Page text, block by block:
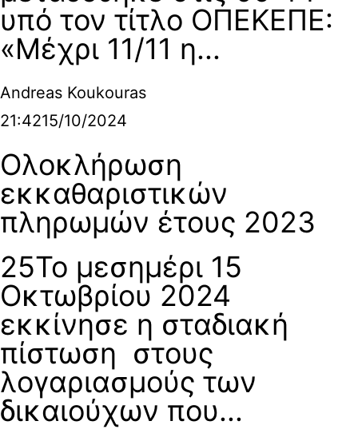
υπό τον τίτλο ΟΠΕΚΕΠΕ:
«Μέχρι 11/11 η...
Andreas Koukouras
21:4215/10/2024
Ολοκλήρωση
εκκαθαριστικών
πληρωμών έτους 2023
25Το μεσημέρι 15
Οκτωβρίου 2024
εκκίνησε η σταδιακή
πίστωση στους
λογαριασμούς των
δικαιούχων που...